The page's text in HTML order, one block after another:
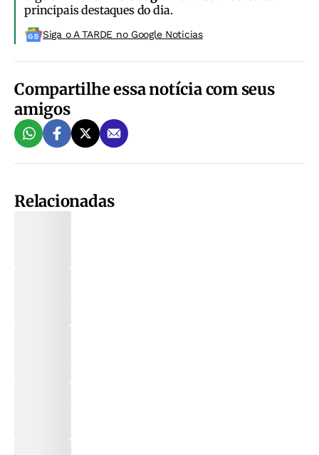
principais destaques do dia.
Siga o A TARDE no Google Noticias
Compartilhe essa notícia com seus
amigos
Relacionadas